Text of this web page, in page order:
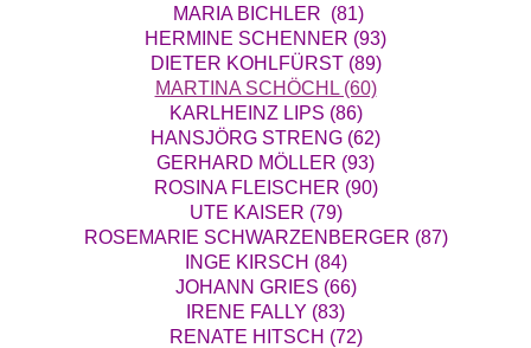
MARIA BICHLER (81)
HERMINE SCHENNER (93)
DIETER KOHLFÜRST (89)
MARTINA SCHÖCHL (60)
KARLHEINZ LIPS (86)
HANSJÖRG STRENG (62)
GERHARD MÖLLER (93)
ROSINA FLEISCHER (90)
UTE KAISER (79)
ROSEMARIE SCHWARZENBERGER (87)
INGE KIRSCH (84)
JOHANN GRIES (66)
IRENE FALLY (83)
RENATE HITSCH (72)